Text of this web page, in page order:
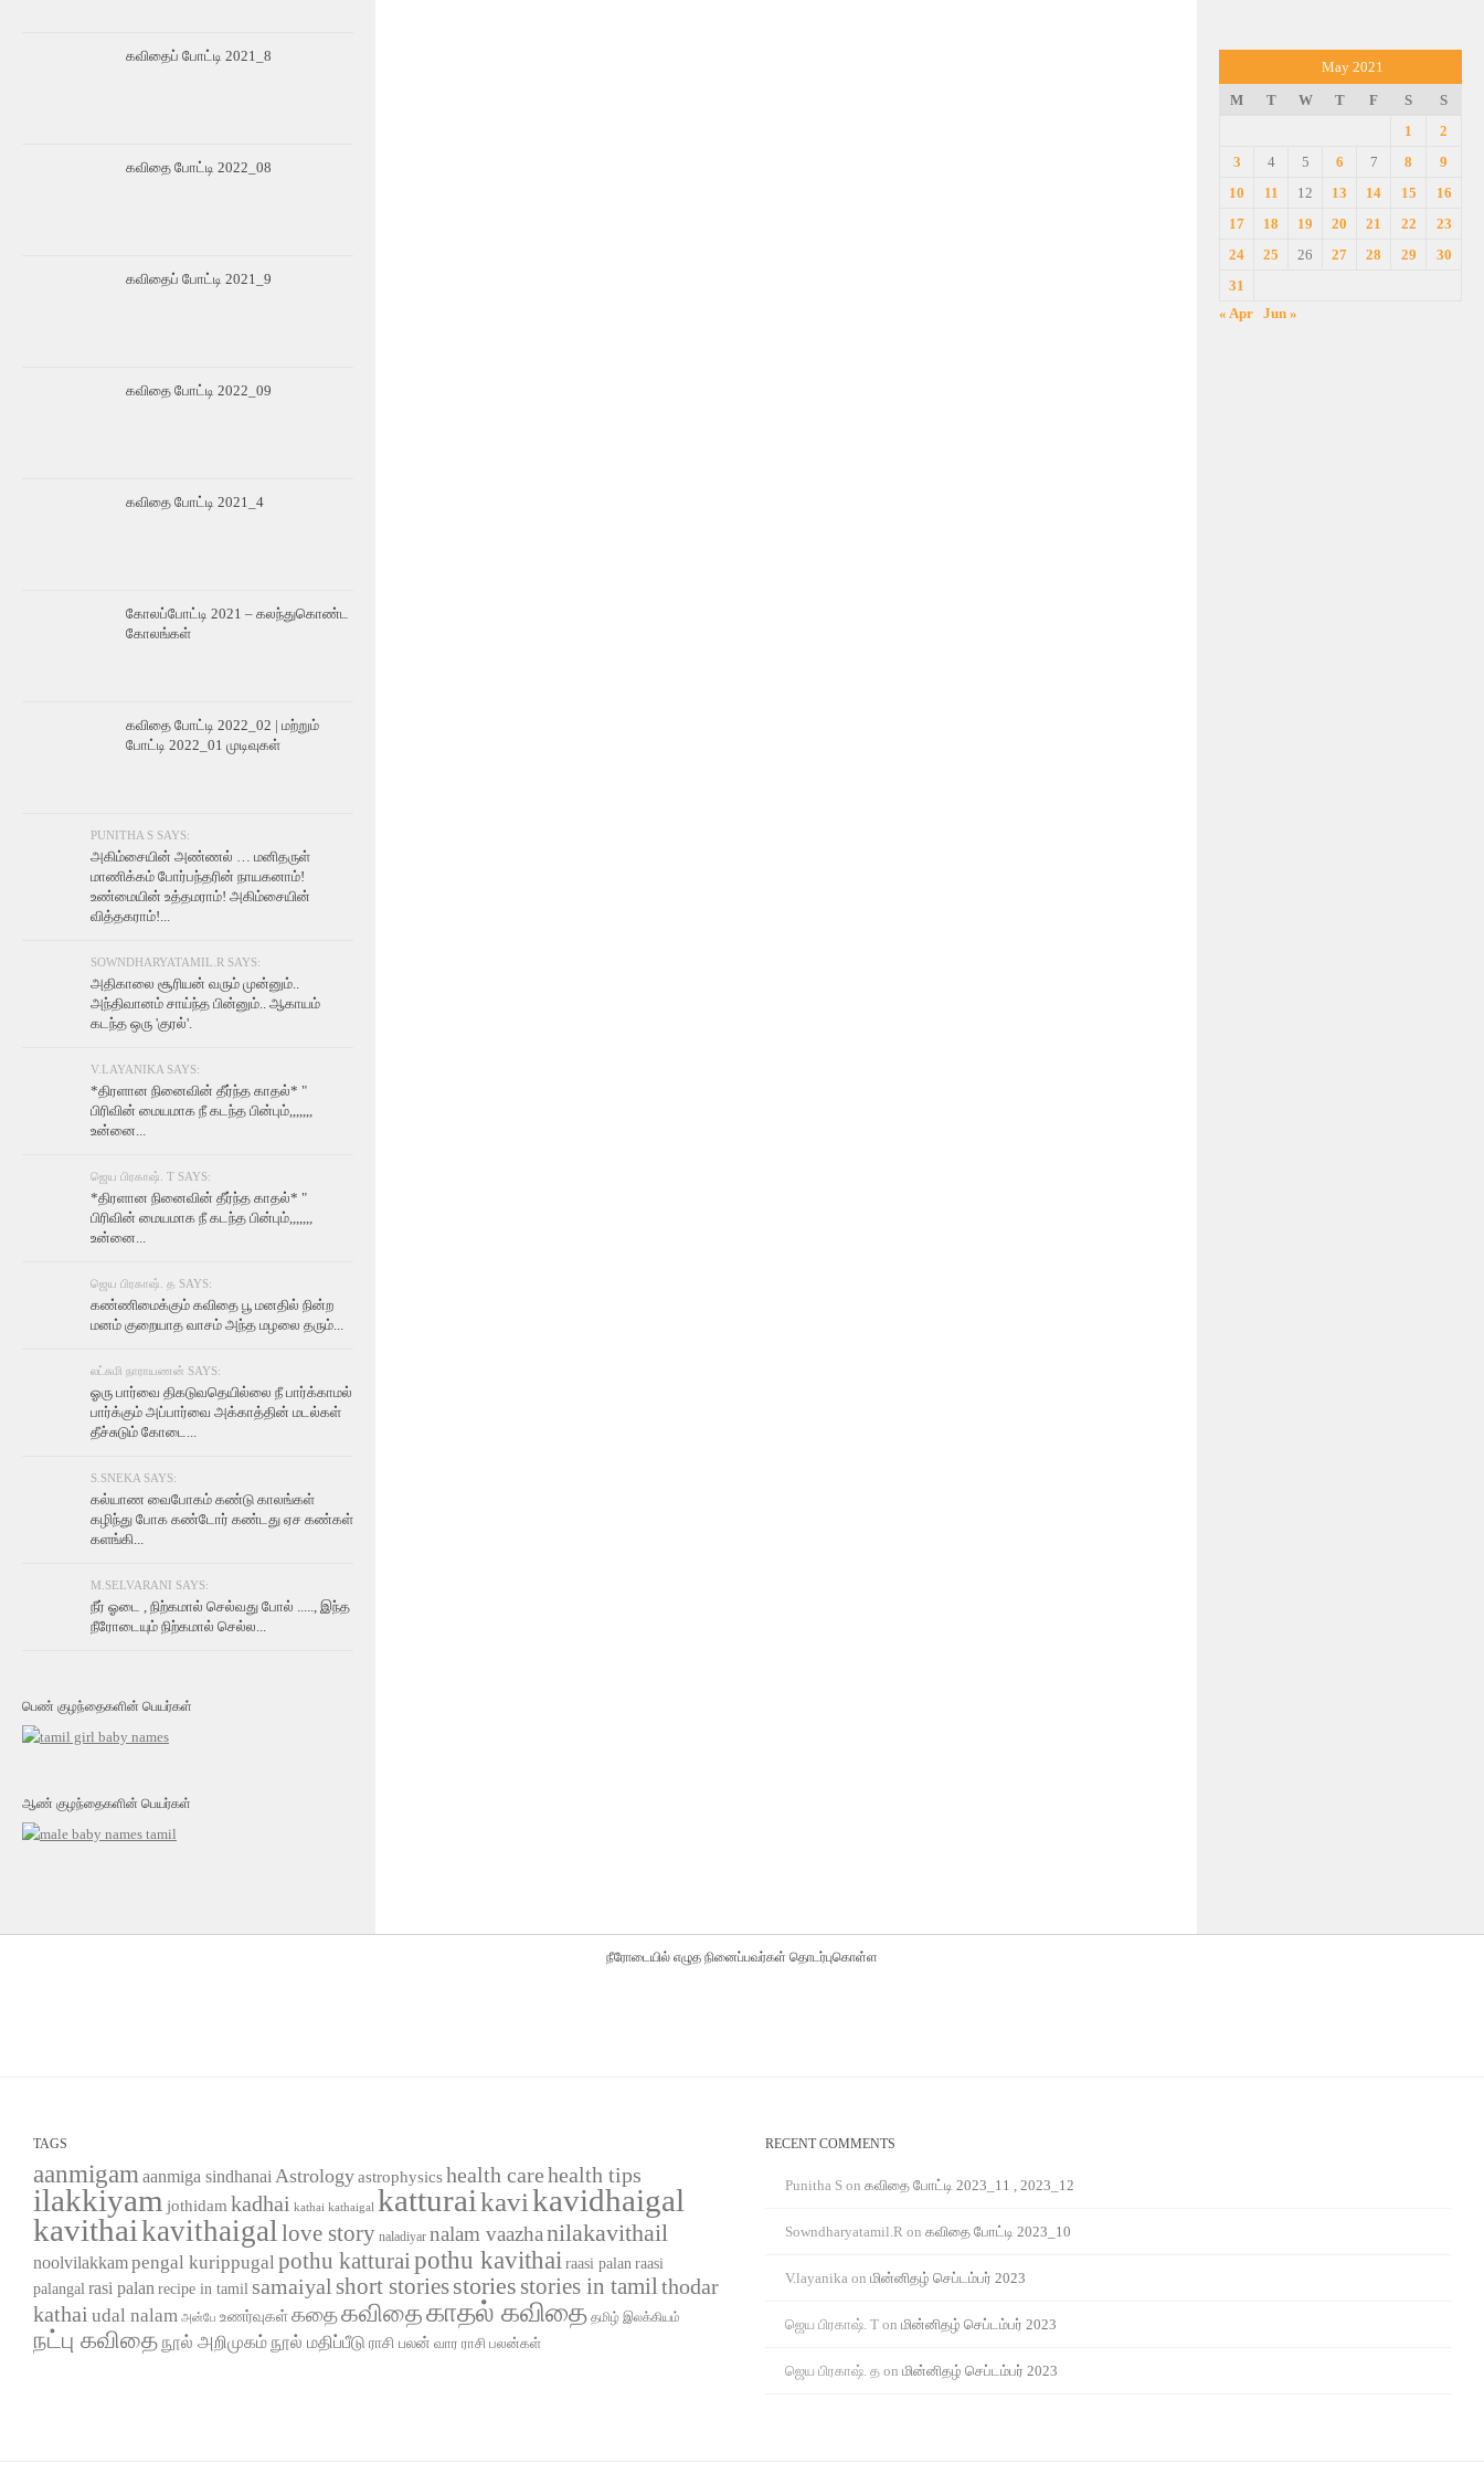
கவிதைப் போட்டி 2021_8
கவிதை போட்டி 2022_08
கவிதைப் போட்டி 2021_9
கவிதை போட்டி 2022_09
கவிதை போட்டி 2021_4
கோலப்போட்டி 2021 – கலந்துகொண்ட
கோலங்கள்
கவிதை போட்டி 2022_02 | மற்றும்
போட்டி 2022_01 முடிவுகள்
PUNITHA S SAYS:
அகிம்சையின் அண்ணல் … மனிதருள்
மாணிக்கம் போர்பந்தரின் நாயகனாம்!
உண்மையின் உத்தமராம்! அகிம்சையின்
வித்தகராம்!...
SOWNDHARYATAMIL.R SAYS:
அதிகாலை சூரியன் வரும் முன்னும்..
அந்திவானம் சாய்ந்த பின்னும்.. ஆகாயம்
கடந்த ஒரு 'குரல்'.
V.LAYANIKA SAYS:
*திரளான நினைவின் தீர்ந்த காதல்* "
பிரிவின் மையமாக நீ கடந்த பின்பும்,,,,,,,
உன்னை...
ஜெய பிரகாஷ். T SAYS:
*திரளான நினைவின் தீர்ந்த காதல்* "
பிரிவின் மையமாக நீ கடந்த பின்பும்,,,,,,,
உன்னை...
ஜெய பிரகாஷ். த SAYS:
கண்ணிமைக்கும் கவிதை பூ மனதில் நின்ற
மனம் குறையாத வாசம் அந்த மழலை தரும்...
லட்சுமி நாராயணன் SAYS:
ஓரு பார்வை திகடுவதெயில்லை நீ பார்க்காமல்
பார்க்கும் அப்பார்வை அக்காத்தின் மடல்கள்
தீச்சுடும் கோடை...
S.SNEKA SAYS:
கல்யாண வைபோகம் கண்டு காலங்கள்
கழிந்து போக கண்டோர் கண்டது ஏச கண்கள்
களங்கி...
M.SELVARANI SAYS:
நீர் ஓடை , நிற்கமால் செல்வது போல் ....., இந்த
நீரோடையும் நிற்கமால் செல்ல...
பெண் குழந்தைகளின் பெயர்கள்
ஆண் குழந்தைகளின் பெயர்கள்
May 2021
M
T W T F S
S
1
2
3
4 5 6 7 8
9
10
11 12 13 14 15
16
17
18 19 20 21 22
23
24
25 26 27 28 29
30
31
« Apr Jun »
நீரோடையில் எழுத நினைப்பவர்கள் தொடர்புகொள்ள
TAGS
aanmigam aanmiga sindhanai Astrologyastrophysicshealth carehealth tips
ilakkiyam jothidam kadhai kathai kathaigal katturaikavikavidhaigal
kavithaikavithaigallove story naladiyar nalam vaazhanilakavithail
noolvilakkampengal kurippugal pothu katturaipothu kavithai raasi palan raasi
palangal rasi palan recipe in tamil samaiyal short storiesstories stories in tamilthodar
kathai udal nalam அன்பே உணர்வுகள் கதைகவிதைகாதல் கவிதை தமிழ் இலக்கியம்
நட்பு கவிதை நூல் அறிமுகம் நூல் மதிப்பீடு ராசி பலன் வார ராசி பலன்கள்
RECENT COMMENTS
Punitha Son கவிதை போட்டி 2023_11 , 2023_12
Sowndharyatamil.Ron கவிதை போட்டி 2023_10
V.layanikaon மின்னிதழ் செப்டம்பர் 2023
ஜெய பிரகாஷ். Ton மின்னிதழ் செப்டம்பர் 2023
ஜெய பிரகாஷ். தon மின்னிதழ் செப்டம்பர் 2023